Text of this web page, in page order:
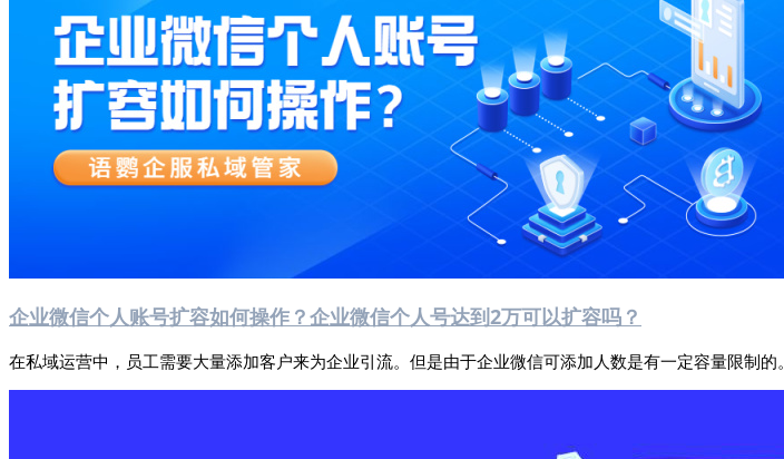
企业微信个人账号扩容如何操作？企业微信个人号达到2万可以扩容吗？
在私域运营中，员工需要大量添加客户来为企业引流。但是由于企业微信可添加人数是有一定容量限制的。